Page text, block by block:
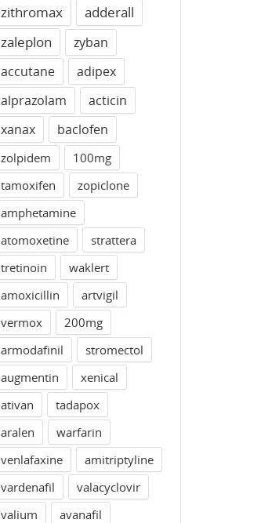
zithromax
adderall
zaleplon
zyban
accutane
adipex
alprazolam
acticin
xanax
baclofen
zolpidem
100mg
tamoxifen
zopiclone
amphetamine
atomoxetine
strattera
tretinoin
waklert
amoxicillin
artvigil
vermox
200mg
armodafinil
stromectol
augmentin
xenical
ativan
tadapox
aralen
warfarin
venlafaxine
amitriptyline
vardenafil
valacyclovir
valium
avanafil